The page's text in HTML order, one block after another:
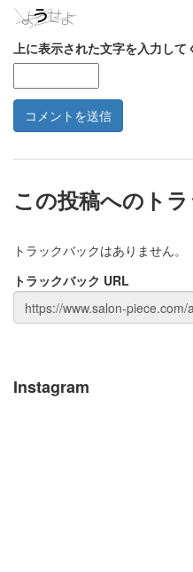
上に表示された文字を入力して
この投稿へのト
トラックバックはありません。
トラックバック URL
Instagram